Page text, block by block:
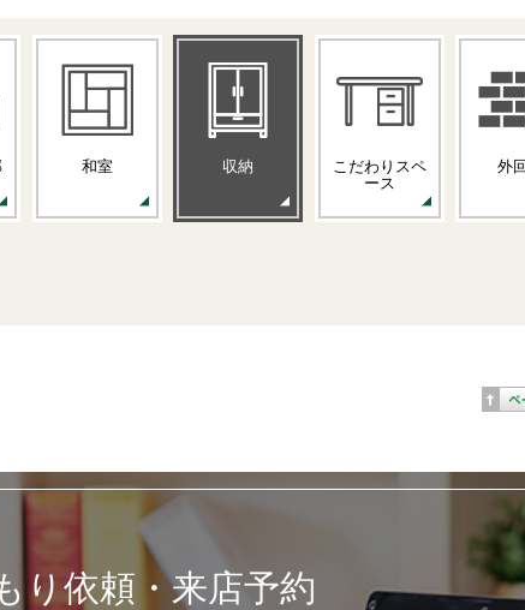
和室 収納
こだわりスペ
ース
外
り依頼・来店予約